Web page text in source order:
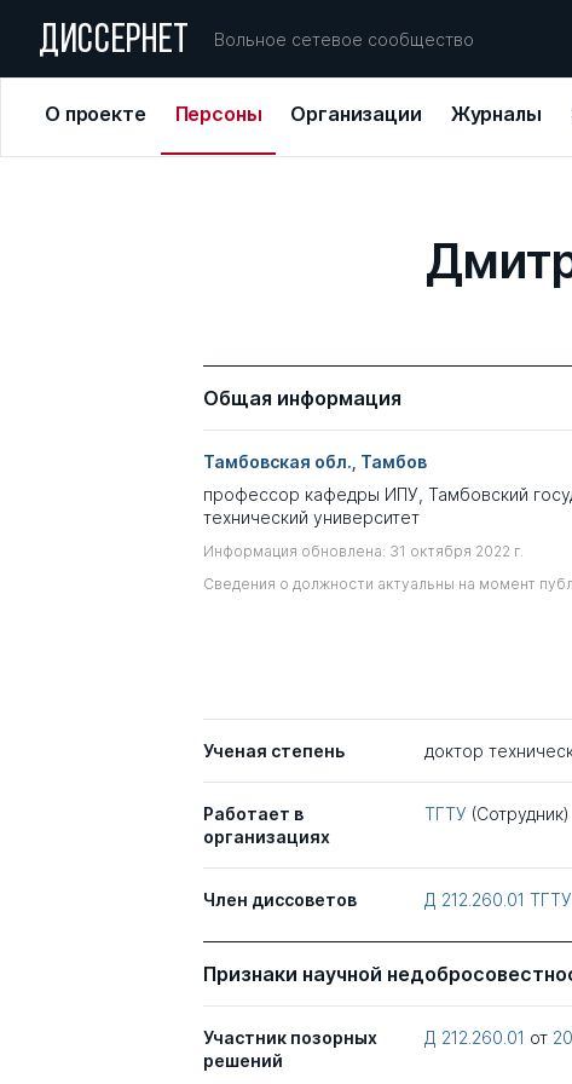
ДИССЕРНЕТ Вольное сетевое сообщество
О проекте Персоны Организации Журналы
Общая информация
Тамбовская обл., Тамбов
профессор кафедры ИПУ, Тамбовский
технический университет
Информация обновлена: 31 октября 2022 г.
Сведения о должности актуальны на момент
Ученая степень доктор
Работает в
организациях
ТГТУ (Сотрудник)
Член диссоветов Д 212.260.01 ТГТУ
Признаки научной
Участник позорных
решений
Д 212.260.01 от